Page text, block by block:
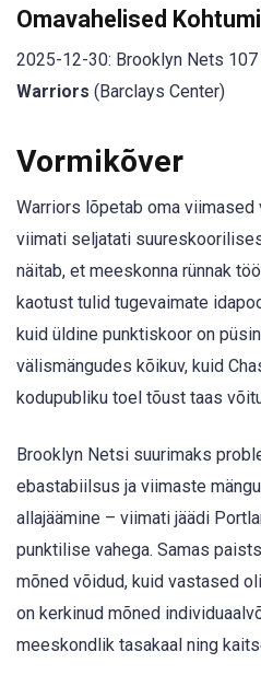
Omavahelised
2025-12-30: Brooklyn Nets 107
Warriors (Barclays Center)
Vormikõver
Warriors lõpetab oma viimased
viimati seljatati
näitab, et meeskonna rünnak
kaotust tulid tugevaimate
kuid üldine punktiskoor on
välismängudes kõikuv, kuid
kodupubliku toel tõust taas
Brooklyn Netsi suurimaks
ebastabiilsus ja viimaste
allajäämine – viimati jäädi
punktilise vahega. Samas
mõned võidud, kuid vastased
on kerkinud mõned
meeskondlik tasakaal ning